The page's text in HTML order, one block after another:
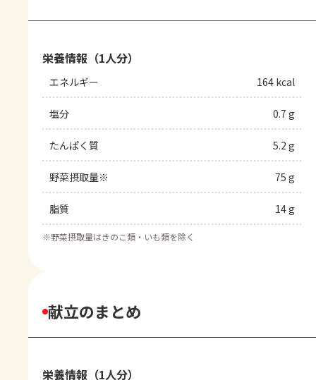
栄養情報（1人分）
エネルギー 164 kcal
塩分 0.7 g
たんぱく質 5.2 g
野菜摂取量※ 75 g
脂質 14 g
※野菜摂取量はきのこ類・いも類を除く
献立のまとめ
栄養情報（1人分）